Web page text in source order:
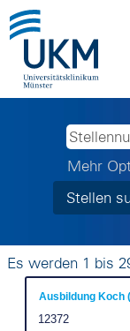
Mehr
Es werden 1 bis
Ausbildung Koch
Stellenkennung
12372
Drücken
Sie